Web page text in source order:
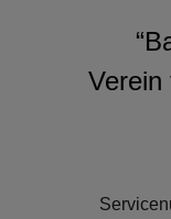
Verein